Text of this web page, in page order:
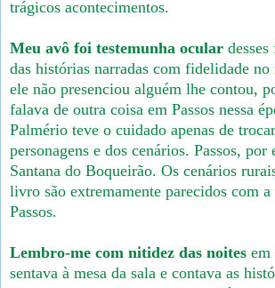
trágicos acontecimentos.
Meu avô foi testemunha ocular
das histórias narradas com fidelidade no
ele não presenciou alguém lhe contou,
falava de outra coisa em Passos nessa
Palmério teve o cuidado apenas de
personagens e dos cenários. Passos,
Santana do Boqueirão. Os cenários
livro são extremamente parecidos com a
Passos.
Lembro-me com nitidez das noites em
sentava à mesa da sala e contava as